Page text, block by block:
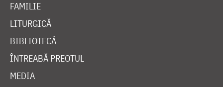
FAMILIE
LITURGICĂ
BIBLIOTECĂ
ÎNTREABĂ PREOTUL
MEDIA